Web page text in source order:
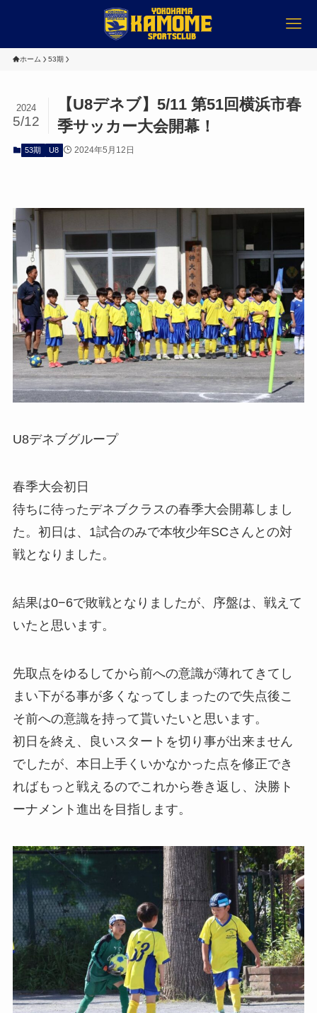
ホーム 53期
【U8デネブ】5/11 第51回横浜市春
季サッカー大会開幕！
2024
5/12
53期 U8 2024年5月12日
U8デネブグループ
春季大会初日
待ちに待ったデネブクラスの春季大会開幕しまし
た。初日は、1試合のみで本牧少年SCさんとの対
戦となりました。
結果は0−6で敗戦となりましたが、序盤は、戦えて
いたと思います。
先取点をゆるしてから前への意識が薄れてきてし
まい下がる事が多くなってしまったので失点後こ
そ前への意識を持って貰いたいと思います。
初日を終え、良いスタートを切り事が出来ません
でしたが、本日上手くいかなかった点を修正でき
ればもっと戦えるのでこれから巻き返し、決勝ト
ーナメント進出を目指します。